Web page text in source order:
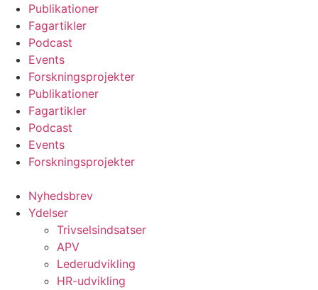
Videre
indhold
Publikationer
Fagartikler
Podcast
Events
Forskningsprojekter
Publikationer
Fagartikler
Podcast
Events
Forskningsprojekter
Nyhedsbrev
Ydelser
Trivselsindsatser
APV
Lederudvikling
HR-udvikling